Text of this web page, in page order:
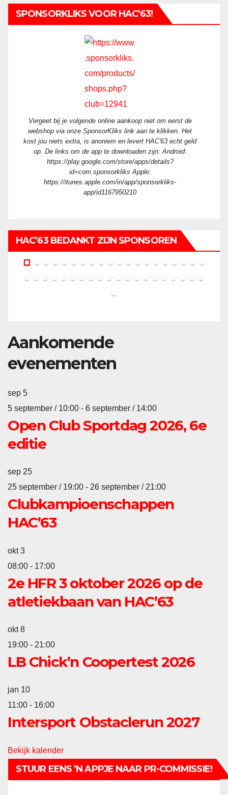
SPONSORKLIKS VOOR HAC’63!
Vergeet bij je volgende online aankoop niet om eerst de
webshop via onze SponsorKliks link aan te klikken. Het
kost jou niets extra, is anoniem en levert HAC'63 echt geld
op. De links om de app te downloaden zijn: Android:
https://play.google.com/store/apps/details?
id=com.sponsorkliks Apple:
https://itunes.apple.com/in/app/sponsorkliks-
app/id1167950210
HAC’63 BEDANKT ZIJN SPONSOREN
Aankomende
evenementen
sep 5
5 september / 10:00 - 6 september / 14:00
Open Club Sportdag 2026, 6e
editie
sep 25
25 september / 19:00 - 26 september / 21:00
Clubkampioenschappen
HAC’63
okt3
08:00 - 17:00
2e HFR 3 oktober 2026 op de
atletiekbaan van HAC’63
okt8
19:00 - 21:00
LB Chick’n Coopertest 2026
jan 10
11:00 - 16:00
Intersport Obstaclerun 2027
Bekijk kalender
STUUR EENS ’N APPJE NAAR PR-COMMISSIE!